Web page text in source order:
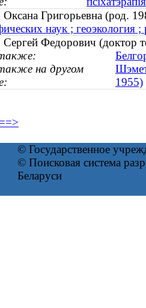
Григорьевна (род.
наук ; геоэкология
Федорович (доктор
на другом
1955)
© Государственное
© Поисковая система
Беларуси